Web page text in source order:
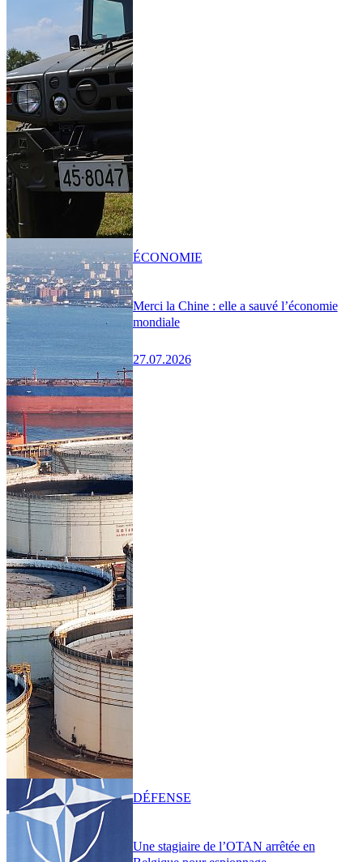
Merci la Chine : elle a sauvé l’économie
mondiale
27.07.2026
ÉCONOMIE
Une stagiaire de l’OTAN arrêtée en
DÉFENSE